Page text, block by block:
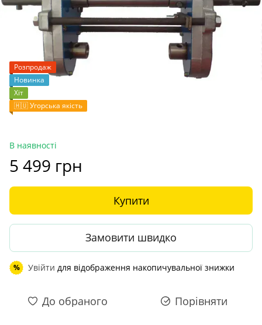
Розпродаж
Новинка
Хіт
🇭🇺 Угорська якість
В наявності
5 499 грн
Купити
Замовити швидко
% Увійти для відображення накопичувальної знижки
До обраного Порівняти